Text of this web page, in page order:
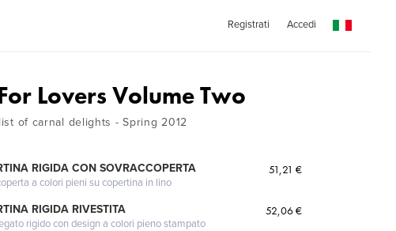
Registrati Accedi
Lovers Volume Two
of carnal delights - Spring 2012
RIGIDA CON SOVRACCOPERTA
a colori pieni su copertina in lino
51,21 €
RIGIDA RIVESTITA
rigido con design a colori pieno stampato
52,06 €